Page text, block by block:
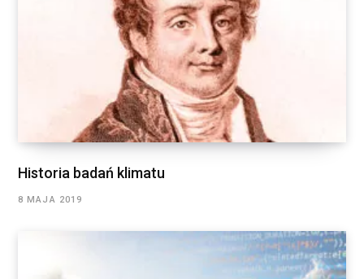
Historia badań klimatu
8 MAJA 2019